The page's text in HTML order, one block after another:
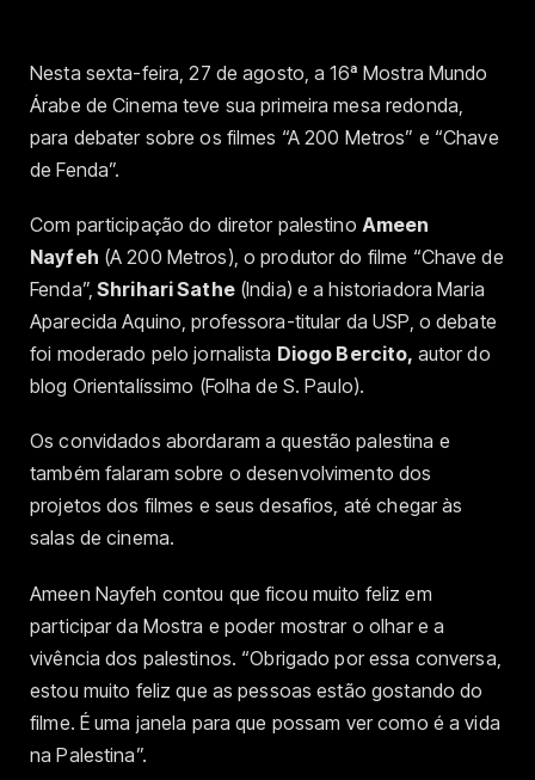
Nesta sexta-feira, 27 de agosto, a 16ª Mostra Mundo
Árabe de Cinema teve sua primeira mesa redonda,
para debater sobre os filmes “A 200 Metros” e “Chave
de Fenda”.
Com participação do diretor palestino Ameen
Nayfeh (A 200 Metros), o produtor do filme “Chave de
Fenda”, Shrihari Sathe(India) e a historiadora Maria
Aparecida Aquino, professora-titular da USP, o debate
foi moderado pelo jornalista Diogo Bercito, autor do
blog Orientalíssimo (Folha de S. Paulo).
Os convidados abordaram a questão palestina e
também falaram sobre o desenvolvimento dos
projetos dos filmes e seus desafios, até chegar às
salas de cinema.
Ameen Nayfeh contou que ficou muito feliz em
participar da Mostra e poder mostrar o olhar e a
vivência dos palestinos. “Obrigado por essa conversa,
estou muito feliz que as pessoas estão gostando do
filme. É uma janela para que possam ver como é a vida
na Palestina”.